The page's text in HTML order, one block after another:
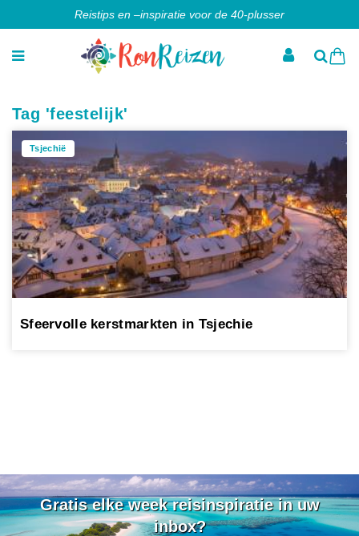
Reistips en –inspiratie voor de 40-plusser
Tag 'feestelijk'
Tsjechië
Sfeervolle kerstmarkten in Tsjechie
Gratis elke week reisinspiratie in uw
inbox?